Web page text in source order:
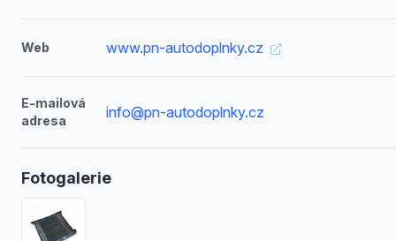
Web www.pn-autodoplnky.cz
E-mailová
adresa
info@pn-autodoplnky.cz
Fotogalerie